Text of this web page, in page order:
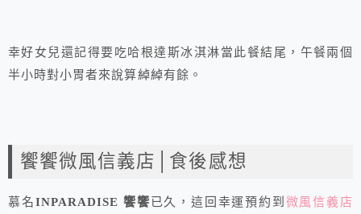
幸好女兒還記得要吃哈根達斯冰淇淋當此餐結尾，午餐兩個
半小時對小胃者來說算綽綽有餘。
饗饗微風信義店│食後感想
慕名INPARADISE 饗饗已久，這回幸運預約到 微風信義店